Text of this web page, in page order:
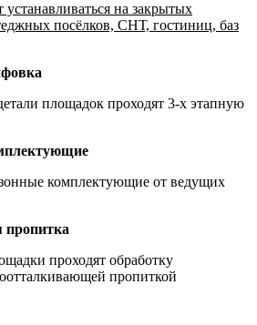
на закрытых
посёлков, СНТ, гостиниц, баз
площадок проходят 3-х этапную
комплектующие от ведущих
пропитка
проходят обработку
пропиткой